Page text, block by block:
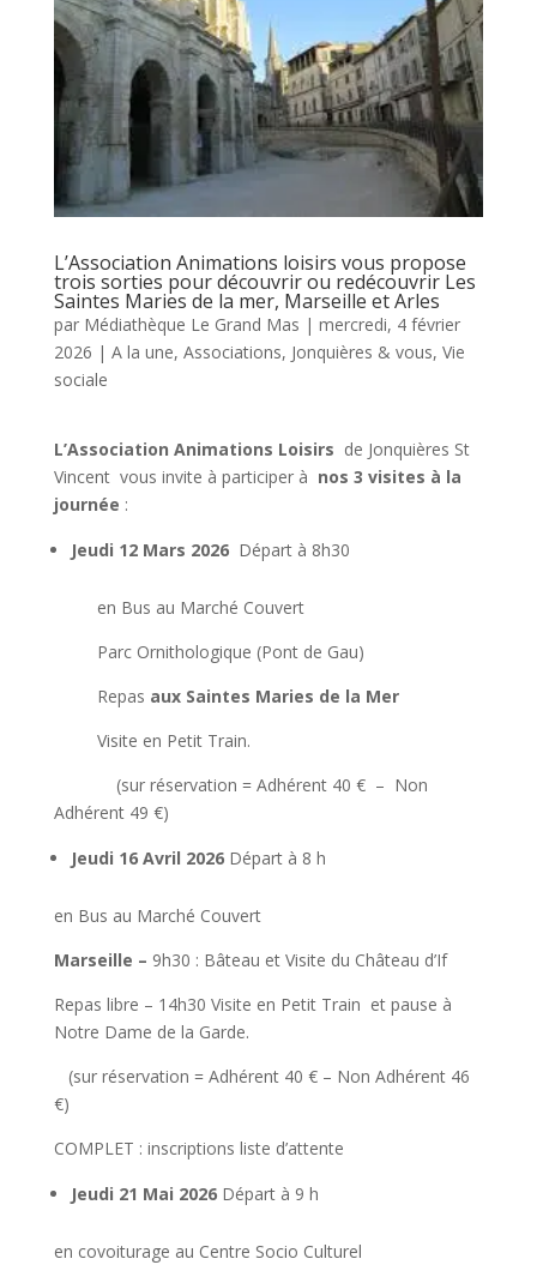
L’Association Animations loisirs vous propose
trois sorties pour découvrir ou redécouvrir Les
Saintes Maries de la mer, Marseille et Arles
par Médiathèque Le Grand Mas | mercredi, 4 février
2026 | A la une, Associations, Jonquières & vous, Vie
sociale
L’Association Animations Loisirs de Jonquières St
Vincent vous invite à participer à nos 3 visites à la
journée :
Jeudi 12 Mars 2026 Départ à 8h30
en Bus au Marché Couvert
Parc Ornithologique (Pont de Gau)
Repas aux Saintes Maries de la Mer
Visite en Petit Train.
(sur réservation = Adhérent 40 € – Non
Adhérent 49 €)
Jeudi 16 Avril 2026Départ à 8 h
en Bus au Marché Couvert
Marseille – 9h30 : Bâteau et Visite du Château d’If
Repas libre – 14h30 Visite en Petit Train et pause à
Notre Dame de la Garde.
(sur réservation = Adhérent 40 € – Non Adhérent 46
€)
COMPLET : inscriptions liste d’attente
Jeudi 21 Mai 2026Départ à 9 h
en covoiturage au Centre Socio Culturel